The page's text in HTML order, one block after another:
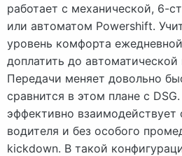
работает с механической, 6-
или автоматом Powershift.
уровень комфорта
доплатить до
Передачи меняет довольно
сравнится в этом плане с
эффективно взаимодействует
водителя и без особого
kickdown. В такой